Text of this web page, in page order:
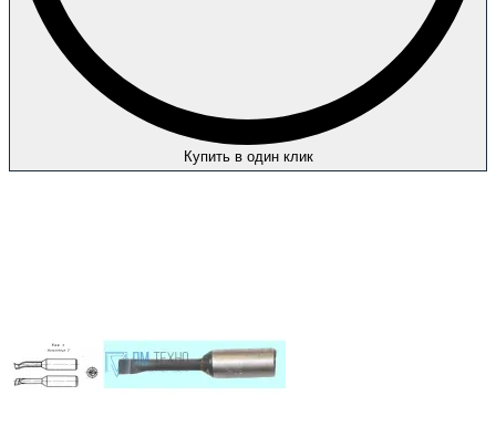
Купить в один клик